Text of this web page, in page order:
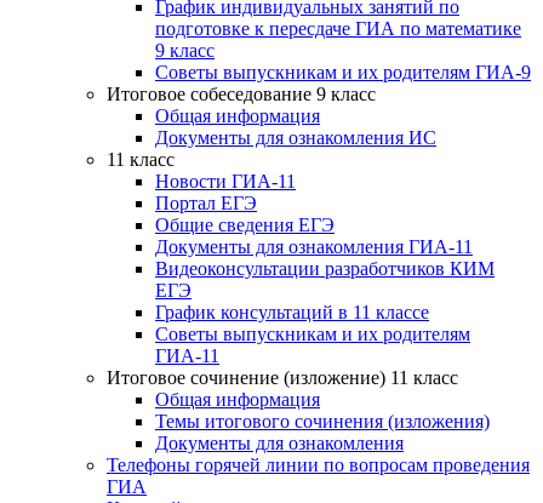
График индивидуальных занятий по
подготовке к пересдаче ГИА по математике
9 класс
Советы выпускникам и их родителям ГИА-9
Итоговое собеседование 9 класс
Общая информация
Документы для ознакомления ИС
11 класс
Новости ГИА-11
Портал ЕГЭ
Общие сведения ЕГЭ
Документы для ознакомления ГИА-11
Видеоконсультации разработчиков КИМ
ЕГЭ
График консультаций в 11 классе
Советы выпускникам и их родителям
ГИА-11
Итоговое сочинение (изложение) 11 класс
Общая информация
Темы итогового сочинения (изложения)
Документы для ознакомления
Телефоны горячей линии по вопросам проведения
ГИА